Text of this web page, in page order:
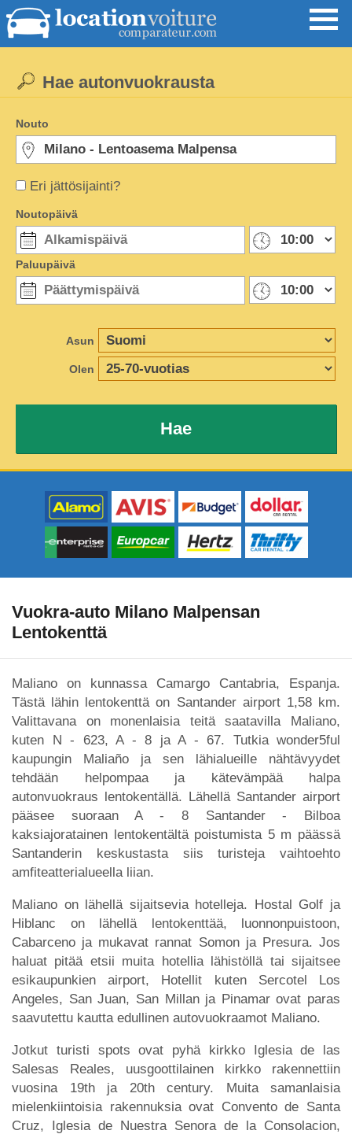
Eri jättösijainti?
Hae autonvuokrausta
Nouto
Noutopäivä
Paluupäivä
Asun
Olen
Hae
Vuokra-auto Milano Malpensan
Lentokenttä
Maliano on kunnassa Camargo Cantabria, Espanja.
Tästä lähin lentokenttä on Santander airport 1,58 km.
Valittavana on monenlaisia teitä saatavilla Maliano,
kuten N - 623, A - 8 ja A - 67. Tutkia wonder5ful
kaupungin Maliaño ja sen lähialueille nähtävyydet
tehdään helpompaa ja kätevämpää halpa
autonvuokraus lentokentällä. Lähellä Santander airport
pääsee suoraan A - 8 Santander - Bilboa
kaksiajoratainen lentokentältä poistumista 5 m päässä
Santanderin keskustasta siis turisteja vaihtoehto
amfiteatterialueella liian.
Maliano on lähellä sijaitsevia hotelleja. Hostal Golf ja
Hiblanc on lähellä lentokenttää, luonnonpuistoon,
Cabarceno ja mukavat rannat Somon ja Presura. Jos
haluat pitää etsii muita hotellia lähistöllä tai sijaitsee
esikaupunkien airport, Hotellit kuten Sercotel Los
Angeles, San Juan, San Millan ja Pinamar ovat paras
saavutettu kautta edullinen autovuokraamot Maliano.
Jotkut turisti spots ovat pyhä kirkko Iglesia de las
Salesas Reales, uusgoottilainen kirkko rakennettiin
vuosina 19th ja 20th century. Muita samanlaisia
mielenkiintoisia rakennuksia ovat Convento de Santa
Cruz, Iglesia de Nuestra Senora de la Consolacion,